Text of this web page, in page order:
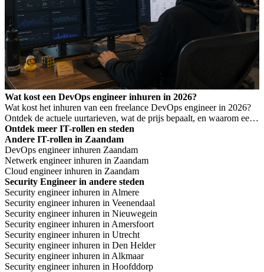
Wat kost een DevOps engineer inhuren in 2026?
Wat kost het inhuren van een freelance DevOps engineer in 2026?
Ontdek de actuele uurtarieven, wat de prijs bepaalt, en waarom een
laag tarief niet altijd goedkoper is.
Ontdek meer IT-rollen en steden
Andere IT-rollen in Zaandam
DevOps engineer inhuren Zaandam
Netwerk engineer inhuren in Zaandam
Cloud engineer inhuren in Zaandam
Security Engineer in andere steden
Security engineer inhuren in Almere
Security engineer inhuren in Veenendaal
Security engineer inhuren in Nieuwegein
Security engineer inhuren in Amersfoort
Security engineer inhuren in Utrecht
Security engineer inhuren in Den Helder
Security engineer inhuren in Alkmaar
Security engineer inhuren in Hoofddorp